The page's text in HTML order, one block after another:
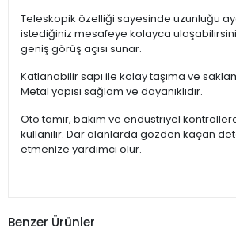
Teleskopik özelliği sayesinde uzunluğu
istediğiniz mesafeye kolayca
geniş görüş açısı sunar.
Katlanabilir sapı ile kolay taşıma ve
Metal yapısı sağlam ve dayanıklıdır.
Oto tamir, bakım ve endüstriyel
kullanılır. Dar alanlarda gözden kaçan
etmenize yardımcı olur.
Benzer Ürünler